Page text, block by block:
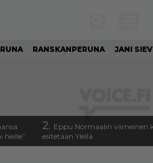
RANSKANPERUNA JANI
heille”
2. Eppu Normaalin viimeinen
esitetään Ylellä